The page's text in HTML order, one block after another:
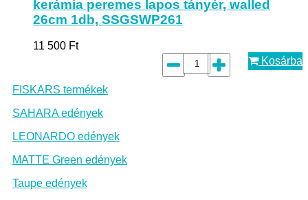
kerámia peremes lapos tányér, walled
26cm 1db, SSGSWP261
11 500 Ft
Kosárba
FISKARS termékek
SAHARA edények
LEONARDO edények
MATTE Green edények
Taupe edények